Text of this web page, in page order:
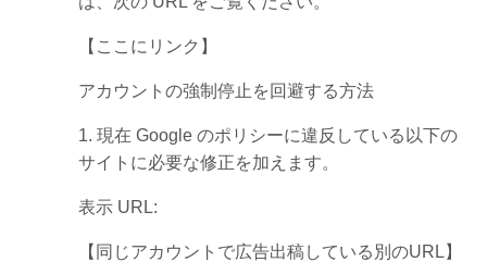
【ここにリンク】
アカウントの強制停止を回避する方法
1. 現在 Google のポリシーに違反している以下の
サイトに必要な修正を加えます。
表示 URL:
【同じアカウントで広告出稿している別のURL】